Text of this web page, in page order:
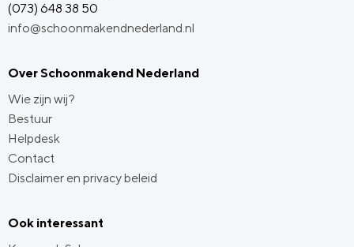
(073) 648 38 50
info@schoonmakendnederland.nl
Over Schoonmakend Nederland
Wie zijn wij?
Bestuur
Helpdesk
Contact
Disclaimer en privacy beleid
Ook interessant